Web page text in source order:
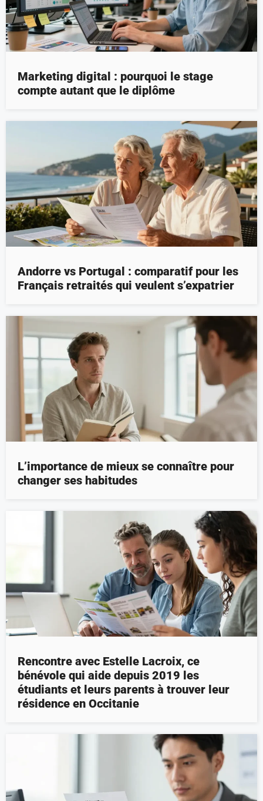
Marketing digital : pourquoi le stage
compte autant que le diplôme
Andorre vs Portugal : comparatif pour les
Français retraités qui veulent s’expatrier
L’importance de mieux se connaître pour
changer ses habitudes
Rencontre avec Estelle Lacroix, ce
bénévole qui aide depuis 2019 les
étudiants et leurs parents à trouver leur
résidence en Occitanie